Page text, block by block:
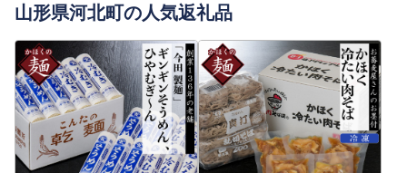
山形県河北町の人気返礼品